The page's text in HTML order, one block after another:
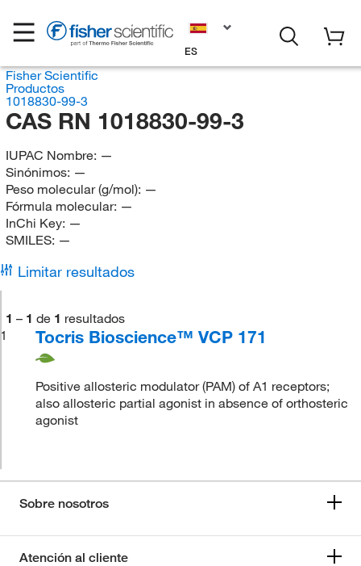
ES
Fisher Scientific
Productos
1018830-99-3
CAS RN 1018830-99-3
IUPAC Nombre: —
Sinónimos: —
Peso molecular (g/mol): —
Fórmula molecular: —
InChi Key: —
SMILES: —
Limitar resultados
1 – 1 de 1 resultados
1
Tocris Bioscience™ VCP 171
Positive allosteric modulator (PAM) of A1 receptors;
also allosteric partial agonist in absence of orthosteric
agonist
Sobre nosotros
Atención al cliente